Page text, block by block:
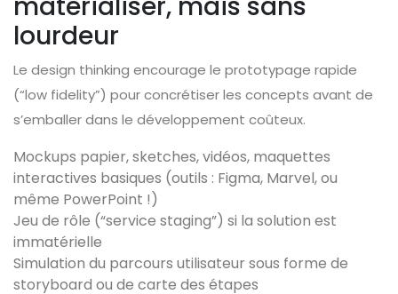
lourdeur
Le design thinking encourage le prototypage rapide
(“low fidelity”) pour concrétiser les concepts avant de
s’emballer dans le développement coûteux.
Mockups papier, sketches, vidéos, maquettes
interactives basiques (outils : Figma, Marvel, ou
même PowerPoint !)
Jeu de rôle (“service staging”) si la solution est
immatérielle
Simulation du parcours utilisateur sous forme de
storyboard ou de carte des étapes